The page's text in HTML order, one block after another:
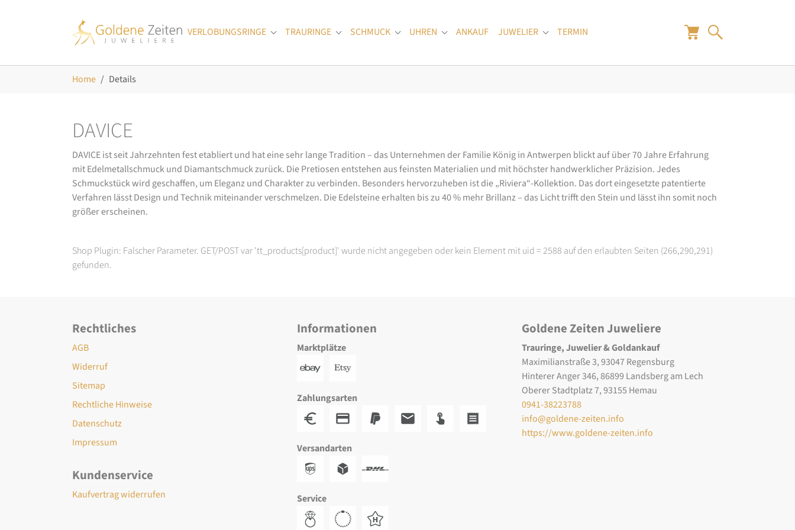
VERLOBUNGSRINGE
Submenu for "Verlobungsringe"
TRAURINGE Submenu for "Trauringe"
SCHMUCK Submenu for "Schmuck"
UHREN Submenu for "Uhren"
ANKAUF JUWELIER Submenu for "Juwelier"
TERMIN
Home Details
DAVICE
DAVICE ist seit Jahrzehnten fest etabliert und hat eine sehr lange Tradition – das Unternehmen der Familie König in Antwerpen blickt auf über 70 Jahre Erfahrung
mit Edelmetallschmuck und Diamantschmuck zurück. Die Pretiosen entstehen aus feinsten Materialien und mit höchster handwerklicher Präzision. Jedes
Schmuckstück wird geschaffen, um Eleganz und Charakter zu verbinden. Besonders hervorzuheben ist die „Riviera“-Kollektion. Das dort eingesetzte patentierte
Verfahren lässt Design und Technik miteinander verschmelzen. Die Edelsteine erhalten bis zu 40 % mehr Brillanz – das Licht trifft den Stein und lässt ihn somit noch
größer erscheinen.
Shop Plugin: Falscher Parameter. GET/POST var 'tt_products[product]' wurde nicht angegeben oder kein Element mit uid = 2588 auf den erlaubten Seiten (266,290,291)
gefunden.
Rechtliches
AGB
Widerruf
Sitemap
Rechtliche Hinweise
Datenschutz
Impressum
Kundenservice
Kaufvertrag widerrufen
Informationen
Marktplätze
Zahlungsarten
Versandarten
Service
Goldene Zeiten Juweliere
Trauringe, Juwelier & Goldankauf
Maximilianstraße 3, 93047 Regensburg
Hinterer Anger 346, 86899 Landsberg am Lech
Oberer Stadtplatz 7, 93155 Hemau
0941-38223788
info@goldene-zeiten.info
https://www.goldene-zeiten.info